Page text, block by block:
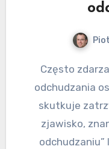
Często zdarza się, że w trakcie procesu
odchudzania
skutkuje
zjawisko,
odchudzaniu”